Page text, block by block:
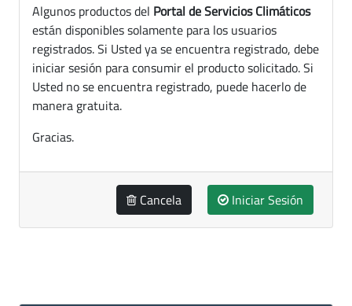
Algunos productos del Portal de Servicios Climáticos
están disponibles solamente para los usuarios
registrados. Si Usted ya se encuentra registrado, debe
iniciar sesión para consumir el producto solicitado. Si
Usted no se encuentra registrado, puede hacerlo de
manera gratuita.
Gracias.
Cancela Iniciar Sesión